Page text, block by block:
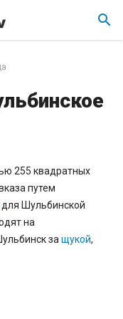
search
255 квадратных
путем
для Шульбинской
на
за щукой,